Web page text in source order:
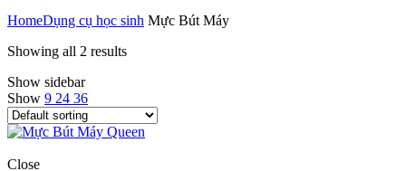
HomeDụng cụ học sinh Mực Bút Máy
Showing all 2 results
Show sidebar
Show 9 24 36
Close